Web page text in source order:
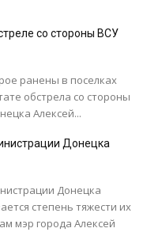
со стороны ВСУ
ранены в поселках
обстрела со стороны
Алексей...
Донецка
Донецка
степень тяжести их
мэр города Алексей